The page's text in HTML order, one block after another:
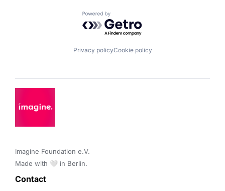
Powered by Getro.com
Privacy policyCookie policy
Imagine Foundation e.V.
Made with 🤍 in Berlin.
Contact